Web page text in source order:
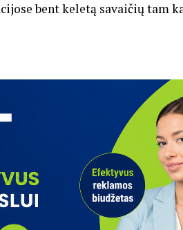
bent keletą savaičių tam